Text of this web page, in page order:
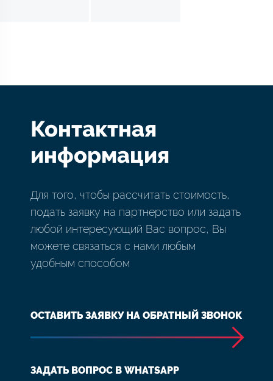
Контактная
информация
Для того, чтобы рассчитать стоимость,
подать заявку на партнерство или задать
любой интересующий Вас вопрос, Вы
можете связаться с нами любым
удобным способом
ОСТАВИТЬ ЗАЯВКУ НА ОБРАТНЫЙ ЗВОНОК
ЗАДАТЬ ВОПРОС В WHATSAPP